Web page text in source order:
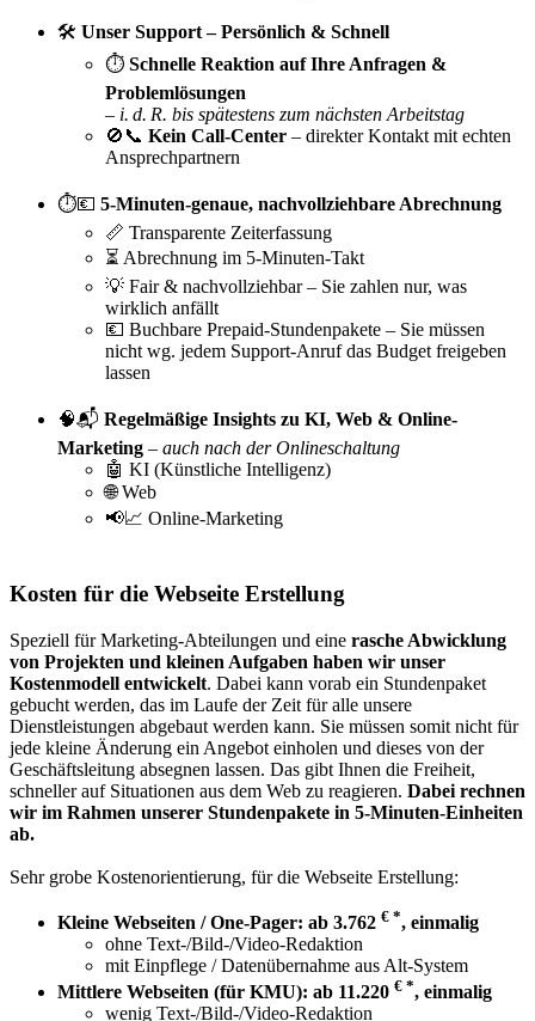
🛠️ Unser Support – Persönlich & Schnell
⏱️ Schnelle Reaktion auf Ihre Anfragen &
Problemlösungen
– i. d. R. bis spätestens zum nächsten Arbeitstag
🚫📞 Kein Call-Center – direkter Kontakt mit echten
Ansprechpartnern
⏱️💶 5-Minuten-genaue, nachvollziehbare Abrechnung
📏 Transparente Zeiterfassung
⏳ Abrechnung im 5-Minuten-Takt
💡 Fair & nachvollziehbar – Sie zahlen nur, was
wirklich anfällt
💶 Buchbare Prepaid-Stundenpakete – Sie müssen
nicht wg. jedem Support-Anruf das Budget freigeben
lassen
🧠📬 Regelmäßige Insights zu KI, Web & Online-
Marketing – auch nach der Onlineschaltung
🤖 KI (Künstliche Intelligenz)
🌐 Web
📢📈 Online-Marketing
Kosten für die Webseite Erstellung
Speziell für Marketing-Abteilungen und eine rasche Abwicklung
von Projekten und kleinen Aufgaben haben wir unser
Kostenmodell entwickelt. Dabei kann vorab ein Stundenpaket
gebucht werden, das im Laufe der Zeit für alle unsere
Dienstleistungen abgebaut werden kann. Sie müssen somit nicht für
jede kleine Änderung ein Angebot einholen und dieses von der
Geschäftsleitung absegnen lassen. Das gibt Ihnen die Freiheit,
schneller auf Situationen aus dem Web zu reagieren. Dabei rechnen
wir im Rahmen unserer Stundenpakete in 5-Minuten-Einheiten
ab.
Sehr grobe Kostenorientierung, für die Webseite Erstellung:
Kleine Webseiten / One-Pager: ab 3.762 € *, einmalig
ohne Text-/Bild-/Video-Redaktion
mit Einpflege / Datenübernahme aus Alt-System
Mittlere Webseiten (für KMU): ab 11.220 € *, einmalig
wenig Text-/Bild-/Video-Redaktion